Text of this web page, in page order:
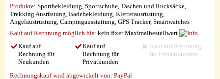
Produkte: Sportbekleidung, Sportschuhe, Taschen und Rucksäcke,
Trekking Ausrüstung, Badebekleidung, Kletterausrüstung,
Angelaustrüstung, Campingausstattung, GPS Tracker, Smartwatches
Kauf auf Rechnung möglich bis: kein fixer Maximalbestellwert
Kauf auf
Rechnung für
Neukunden
Kauf auf
Rechnung für
Privatkunden
Kauf auf Rechnung
für Firmenkunden
Rechnungskauf wird abgewickelt von: PayPal